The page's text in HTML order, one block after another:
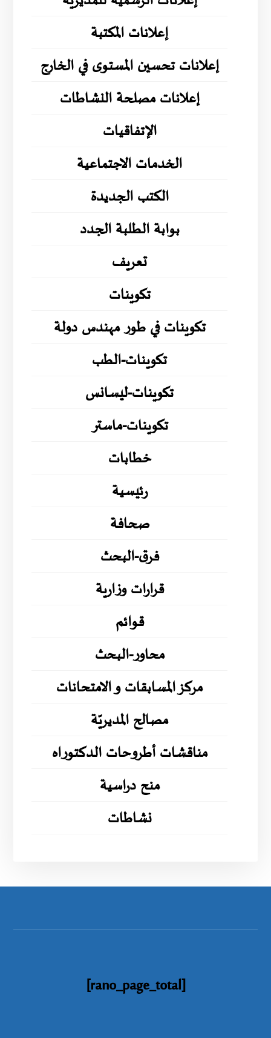
إعلانات المكتبة
إعلانات تحسين المستوى في الخارج
إعلانات مصلحة النشاطات
الإتفاقيات
الخدمات الاجتماعية
الكتب الجديدة
بوابة الطلبة الجدد
تعريف
تكوينات
تكوينات في طور مهندس دولة
تكوينات-الطب
تكوينات-ليسانس
تكوينات-ماستر
خطابات
رئيسية
صحافة
فرق-البحث
قرارات وزارية
قوائم
محاور-البحث
مركز المسابقات و الامتحانات
مصالح المديريّة
مناقشات أطروحات الدكتوراه
منح دراسية
نشاطات
[rano_page_total]